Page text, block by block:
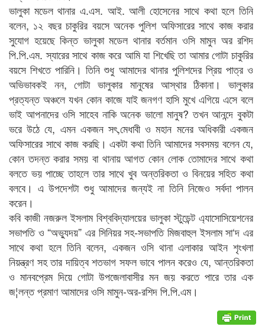
ভালুকা মডেল থানার এ.এস. আই. আলী হোসেনের সাথে কথা হলে তিনি
বলেন, ১২ বছর চাকুরির বয়সে অনেক পুলিশ অফিসারের সাথে কাজ করার
সুযোগ হয়েছে কিন্ত ভালুকা মডেল থানার বর্তমান ওসি মামুন অর রশিদ
পি.পি.এম. স্যারের সাথে কাজ করে আমি যা শিখেছি তা আমার গোটা চাকুরির
বয়সে শিখতে পারিনি। তিনি শুধু আমাদের থানার পুলিশদের প্রিয় পাত্র ও
অভিভাবকই নন, গোটা ভালুকার মানুষের আস্থার ঠিকানা। ভালুকার
প্রত্যন্ত অঞ্চলে যখন কোন কাজে যাই জনগণ হাসি মুখে এগিয়ে এসে বলে
ভাই আপনাদের ওসি সাহেব নাকি অনেক ভালো মানুষ? তখন আনন্দে বুকটা
ভরে উঠে যে, এমন একজন সৎ,মেধাবী ও মহান মনের অধিকারী একজন
অফিসারের সাথে কাজ করছি। একটা কথা তিনি আমাদের সবসময় বলেন যে,
কোন তদন্ত করার সময় বা থানায় আগত কোন লোক তোমাদের সাথে কথা
বলতে ভয় পাচ্ছে তাহলে তার সাথে খুব অন্তরিকতা ও বিনয়ের সহিত কথা
বলবে। এ উপদেশটা শুধু আমাদের জন্যই না তিনি নিজেও সর্বদা পালন
করেন।
কবি কাজী নজরুল ইসলাম বিশ্ববিদ্যালয়ের ভালুকা স্টুডেন্ট এ্যাসোসিয়েশনের
সভাপতি ও “অভ্যুদয়” এর সিনিয়র সহ-সভাপতি মিজবাহুল ইসলাম সা‘দ এর
সাথে কথা হলে তিনি বলেন, একজন ওসি থানা এলাকার আইন শৃংখলা
নিয়ন্ত্রণ সহ তার দায়িত্ব শতভাগ সফল ভাবে পালন করেও যে, আন্তরিকতা
ও মানবপ্রেম দিয়ে গোটা উপজেলাবাসীর মন জয় করতে পারে তার এক
জ¦লন্ত প্রমাণ আমাদের ওসি মামুন-অর-রশিদ পি.পি.এম।